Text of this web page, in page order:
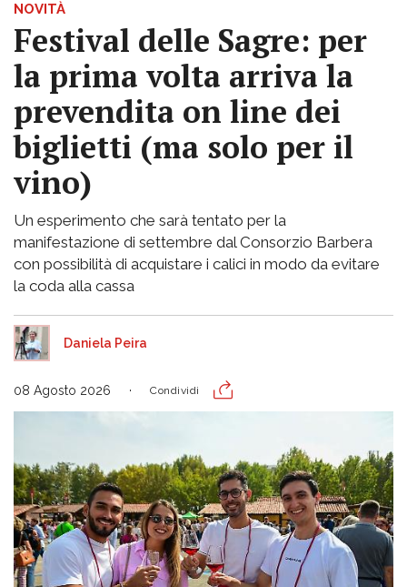
NOVITÀ
Festival delle Sagre: per
la prima volta arriva la
prevendita on line dei
biglietti (ma solo per il
vino)
Un esperimento che sarà tentato per la
manifestazione di settembre dal Consorzio Barbera
con possibilità di acquistare i calici in modo da evitare
la coda alla cassa
Daniela Peira
08 Agosto 2026 Condividi